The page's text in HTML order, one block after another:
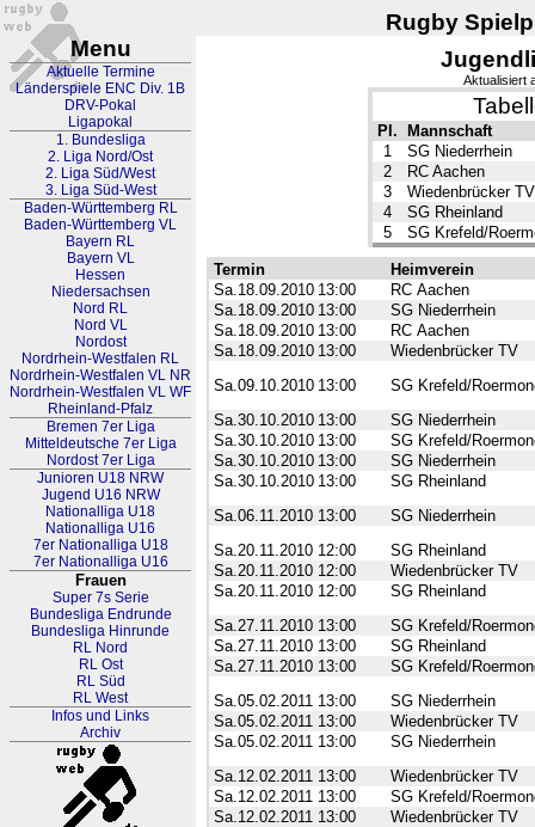
Rugby
Menu
Aktuelle Termine
Länderspiele ENC Div. 1B
DRV-Pokal
Ligapokal
1. Bundesliga
2. Liga Nord/Ost
2. Liga Süd/West
3. Liga Süd-West
Baden-Württemberg RL
Baden-Württemberg VL
Bayern RL
Bayern VL
Hessen
Niedersachsen
Nord RL
Nord VL
Nordost
Nordrhein-Westfalen RL
Nordrhein-Westfalen VL NR
Nordrhein-Westfalen VL WF
Rheinland-Pfalz
Bremen 7er Liga
Mitteldeutsche 7er Liga
Nordost 7er Liga
Junioren U18 NRW
Jugend U16 NRW
Nationalliga U18
Nationalliga U16
7er Nationalliga U18
7er Nationalliga U16
Frauen
Super 7s Serie
Bundesliga Endrunde
Bundesliga Hinrunde
RL Nord
RL Ost
RL Süd
RL West
Infos und Links
Archiv
Aktualisiert
Pl.
Mannschaft
1
SG Niederrhein
2
RC Aachen
3
Wiedenbrücker TV
4
SG Rheinland
5
SG Krefeld/
Termin
Heimverein
Sa.18.09.2010 13:00
RC Aachen
Sa.18.09.2010 13:00
SG Niederrhein
Sa.18.09.2010 13:00
RC Aachen
Sa.18.09.2010 13:00
Wiedenbrücker TV
Sa.09.10.2010 13:00
SG Krefeld/
Sa.30.10.2010 13:00
SG Niederrhein
Sa.30.10.2010 13:00
SG Krefeld/
Sa.30.10.2010 13:00
SG Niederrhein
Sa.30.10.2010 13:00
SG Rheinland
Sa.06.11.2010 13:00
SG Niederrhein
Sa.20.11.2010 12:00
SG Rheinland
Sa.20.11.2010 12:00
Wiedenbrücker TV
Sa.20.11.2010 12:00
SG Rheinland
Sa.27.11.2010 13:00
SG Krefeld/
Sa.27.11.2010 13:00
SG Rheinland
Sa.27.11.2010 13:00
SG Krefeld/
Sa.05.02.2011 13:00
SG Niederrhein
Sa.05.02.2011 13:00
Wiedenbrücker TV
Sa.05.02.2011 13:00
SG Niederrhein
Sa.12.02.2011 13:00
Wiedenbrücker TV
Sa.12.02.2011 13:00
SG Krefeld/
Sa.12.02.2011 13:00
Wiedenbrücker TV